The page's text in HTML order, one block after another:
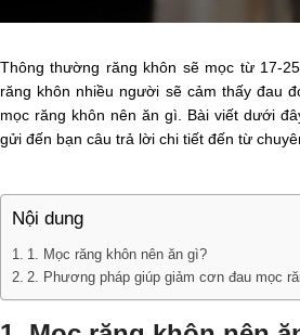
Thông thường răng khôn sẽ mọc từ 17-
răng khôn nhiều người sẽ cảm thấy đau
mọc răng khôn nên ăn gì. Bài viết dưới
gửi đến bạn câu trả lời chi tiết đến từ
Nội dung
1. Mọc răng khôn nên ăn gì?
2. Phương pháp giúp giảm cơn đau mọc